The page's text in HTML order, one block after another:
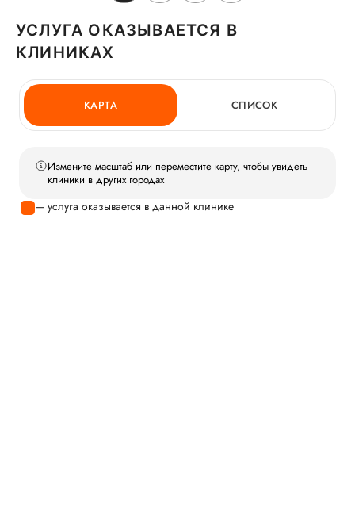
УСЛУГА ОКАЗЫВАЕТСЯ В
КЛИНИКАХ
КАРТА СПИСОК
Измените масштаб или переместите карту, чтобы увидеть
клиники в других городах
— услуга оказывается в данной клинике